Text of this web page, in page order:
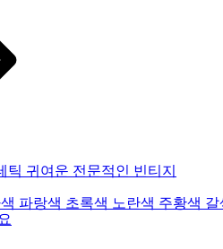
틱 귀여운 전문적인 빈티지
파랑색 초록색 노란색 주황색